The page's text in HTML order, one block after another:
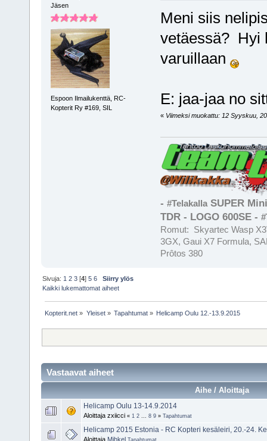
Jäsen
Espoon Ilmailukenttä, RC-
Kopterit Ry #169, SIL
Meni siis
vetäessä? Hyi
varuillaan
E: jaa-jaa no
« Viimeksi muokattu: 12 Syyskuu,
- #TelakallaSUPER
TDR - LOGO 600SE -
Romut: Skyartec Wasp
3GX, Gaui X7 Formula,
Prôtos 380
Sivuja: 1 2 3 [4]5 6
Siirry ylös
Kaikki lukemattomat aiheet
Kopterit.net » Yleiset» Tapahtumat» Helicamp Oulu 12.-13.9.2015
Vastaavat aiheet
Aihe / Aloittaja
Helicamp Oulu 13-14.9.2014
Aloittaja zxiicci « 1 2 8 9 » Tapahtumat
Helicamp 2015 Estonia - RC Kopteri kesäleiri, 20.-24.
Aloittaja Mihkel Tapahtumat